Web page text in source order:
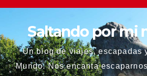
Saltar
contenidoSaltando por mi
Un blog de viajes, escapadas
Mundo. Nos encanta